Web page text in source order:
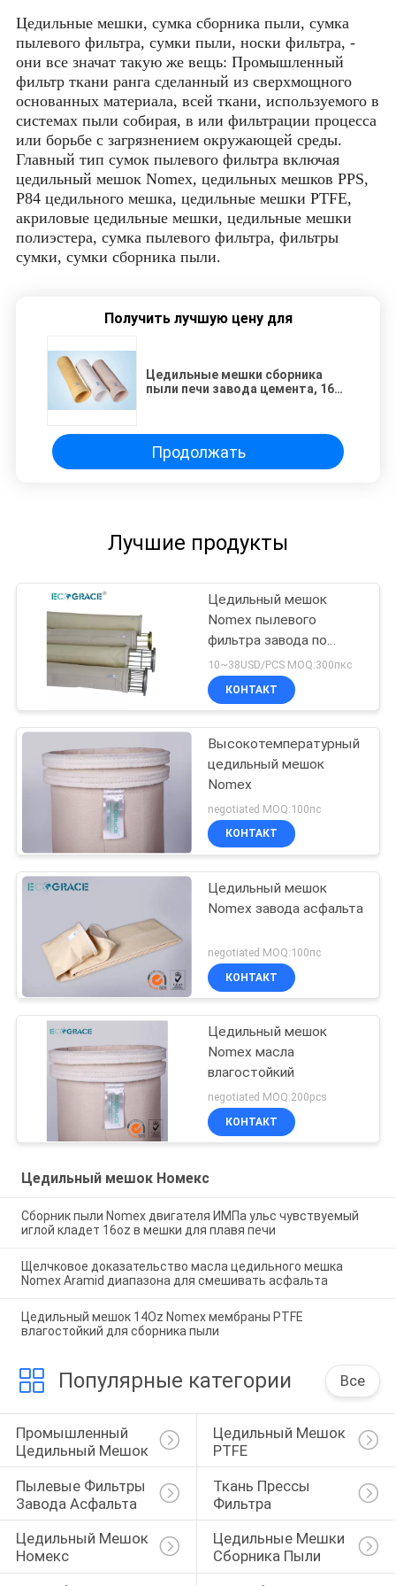
Цедильные мешки, сумка сборника пыли, сумка
пылевого фильтра, сумки пыли, носки фильтра, -
они все значат такую же вещь: Промышленный
фильтр ткани ранга сделанный из сверхмощного
основанных материала, всей ткани, используемого в
системах пыли собирая, в или фильтрации процесса
или борьбе с загрязнением окружающей среды.
Главный тип сумок пылевого фильтра включая
цедильный мешок Nomex, цедильных мешков PPS,
P84 цедильного мешка, цедильные мешки PTFE,
акриловые цедильные мешки, цедильные мешки
полиэстера, сумка пылевого фильтра, фильтры
сумки, сумки сборника пыли.
Получить лучшую цену для
Цедильные мешки сборника
пыли печи завода цемента, 160
Продолжать
Лучшие продукты
Цедильный мешок
Nomex пылевого
фильтра завода по
изготовлению стали
10~38USD/PCS MOQ:300пкс
КОНТАКТ
Высокотемпературный
цедильный мешок
Nomex
negotiated MOQ:100пс
КОНТАКТ
Цедильный мешок
Nomex завода асфальта
negotiated MOQ:100пс
КОНТАКТ
Цедильный мешок
Nomex масла
влагостойкий
negotiated MOQ:200pcs
КОНТАКТ
Цедильный мешок Номекс
Сборник пыли Nomex двигателя ИМПа ульс чувствуемый
иглой кладет 16oz в мешки для плавя печи
Щелчковое доказательство масла цедильного мешка
Nomex Aramid диапазона для смешивать асфальта
Цедильный мешок 14Oz Nomex мембраны PTFE
влагостойкий для сборника пыли
Популярные категории Все
Промышленный
Цедильный Мешок
Цедильный Мешок
PTFE
Пылевые Фильтры
Завода Асфальта
Ткань Прессы
Фильтра
Цедильный Мешок
Номекс
Цедильные Мешки
Сборника Пыли